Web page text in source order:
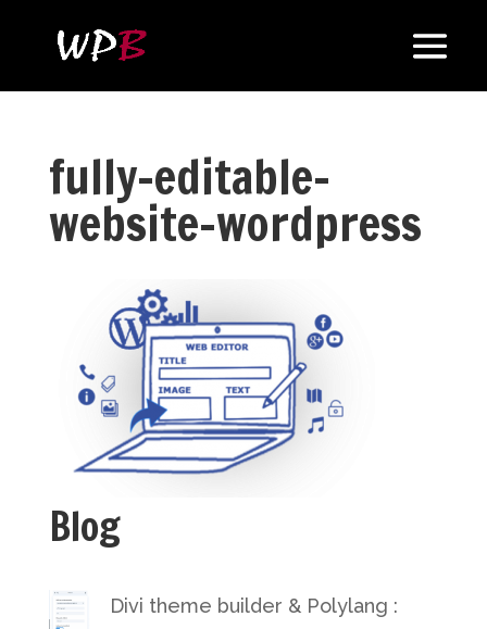
fully-editable-
website-wordpress
Blog
Divi theme builder & Polylang :